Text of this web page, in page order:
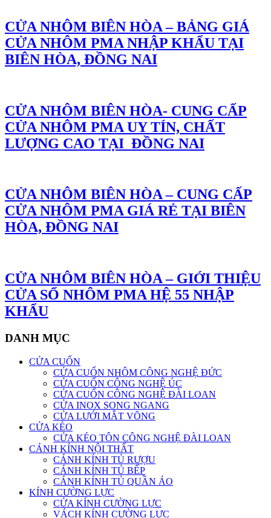
CỬA NHÔM BIÊN HÒA – BẢNG GIÁ
CỬA NHÔM PMA NHẬP KHẨU TẠI
BIÊN HÒA, ĐỒNG NAI
CỬA NHÔM BIÊN HÒA- CUNG CẤP
CỬA NHÔM PMA UY TÍN, CHẤT
LƯỢNG CAO TẠI ĐỒNG NAI
CỬA NHÔM BIÊN HÒA – CUNG CẤP
CỬA NHÔM PMA GIÁ RẺ TẠI BIÊN
HÒA, ĐỒNG NAI
CỬA NHÔM BIÊN HÒA – GIỚI THIỆU
CỬA SỔ NHÔM PMA HỆ 55 NHẬP
KHẨU
DANH MỤC
CỬA CUỐN
CỬA CUỐN NHÔM CÔNG NGHỆ ĐỨC
CỬA CUỐN CÔNG NGHỆ ÚC
CỬA CUỐN CÔNG NGHỆ ĐÀI LOAN
CỬA INOX SONG NGANG
CỬA LƯỚI MẮT VÕNG
CỬA KÉO
CỬA KÉO TÔN CÔNG NGHỆ ĐÀI LOAN
CÁNH KÍNH NỘI THẤT
CÁNH KÍNH TỦ RƯỢU
CÁNH KÍNH TỦ BẾP
CÁNH KÍNH TỦ QUẦN ÁO
KÍNH CƯỜNG LỰC
CỬA KÍNH CƯỜNG LỰC
VÁCH KÍNH CƯỜNG LỰC